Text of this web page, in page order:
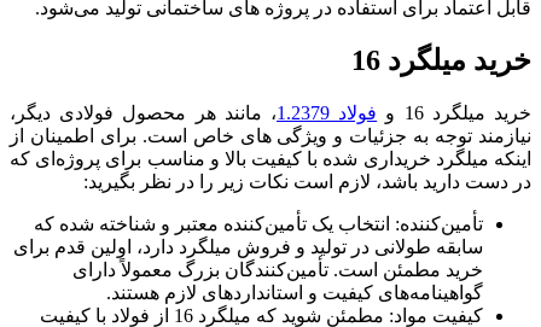
قابل اعتماد برای استفاده در پروژه‌ های ساختمانی تولید می‌شود.
خرید میلگرد 16
خرید میلگرد 16 و فولاد 1.2379
، مانند هر محصول فولادی دیگر،
نیازمند توجه به جزئیات و ویژگی‌ های خاص است. برای اطمینان از
اینکه میلگرد خریداری شده با کیفیت بالا و مناسب برای پروژه‌ای که
در دست دارید باشد، لازم است نکات زیر را در نظر بگیرید:
تأمین‌کننده: انتخاب یک تأمین‌کننده معتبر و شناخته شده که
سابقه طولانی در تولید و فروش میلگرد دارد، اولین قدم برای
خرید مطمئن است. تأمین‌کنندگان بزرگ معمولاً دارای
گواهینامه‌های کیفیت و استانداردهای لازم هستند.
کیفیت مواد: مطمئن شوید که میلگرد 16 از فولاد با کیفیت